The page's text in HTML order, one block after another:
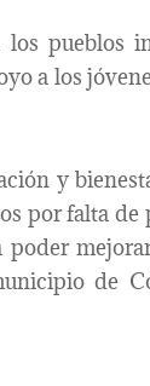
pueblos
a los
y
por falta
de